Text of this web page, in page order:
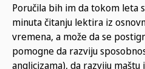
Poručila bih im da tokom leta
minuta čitanju lektira iz
vremena, a može da se
pomogne da razviju
anglicizama), da razviju